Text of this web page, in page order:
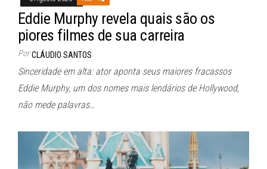
Eddie Murphy revela quais são os
piores filmes de sua carreira
Por CLÁUDIO SANTOS
Sinceridade em alta: ator aponta seus maiores fracassos
Eddie Murphy, um dos nomes mais lendários de Hollywood,
não mede palavras…